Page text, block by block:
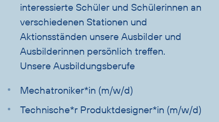
interessierte Schüler und Schülerinnen an
verschiedenen Stationen und
Aktionsständen unsere Ausbilder und
Ausbilderinnen persönlich treffen.
Unsere Ausbildungsberufe
Mechatroniker*in (m/w/d)
Technische*r Produktdesigner*in (m/w/d)